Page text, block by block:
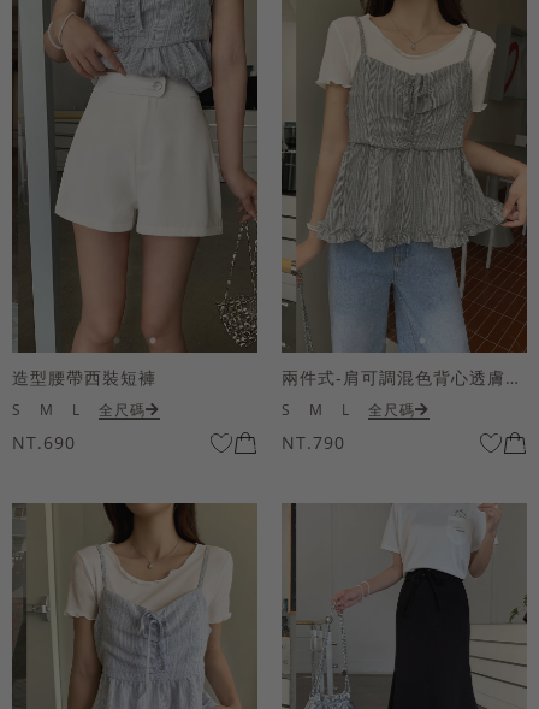
造型腰帶西裝短褲
S M L 全尺碼
NT.690
兩件式-肩可調混色背心透膚上衣套組
S M L 全尺碼
NT.790